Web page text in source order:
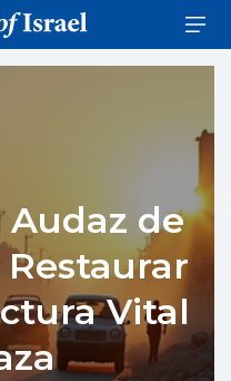
de
Restaurar
Vital